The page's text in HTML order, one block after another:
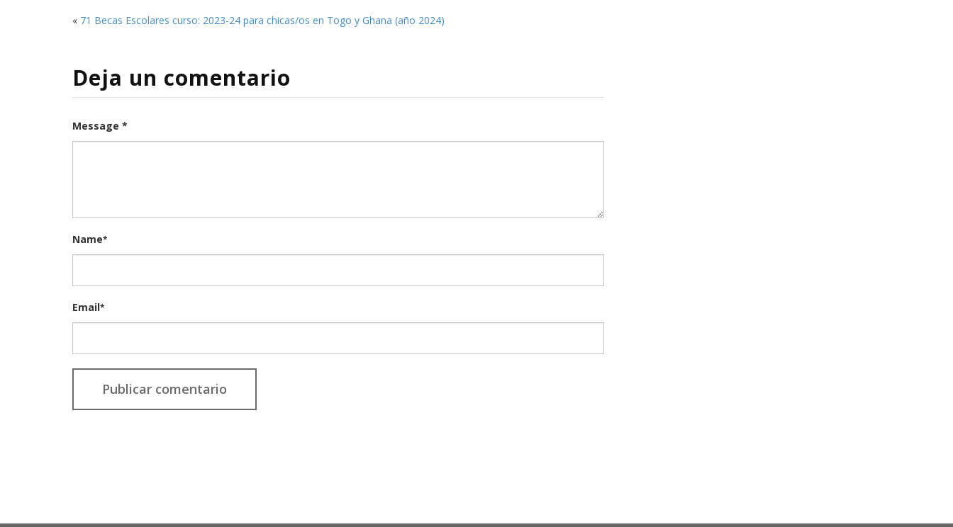
« 71 Becas Escolares curso: 2023-24 para chicas/os en Togo y Ghana (año 2024)
Deja un comentario
Message *
Name*
Email*